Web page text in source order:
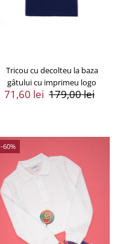
Tricou cu decolteu la baza
gâtului cu imprimeu logo
Preț
71,60 lei Preț
179,00 lei
-60%